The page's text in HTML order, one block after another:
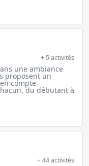
+ 5 activités
une ambiance
proposent un
compte
du débutant à
+ 44 activités